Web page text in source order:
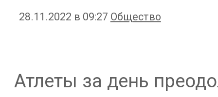
28.11.2022 в 09:27 Общество
Атлеты за день